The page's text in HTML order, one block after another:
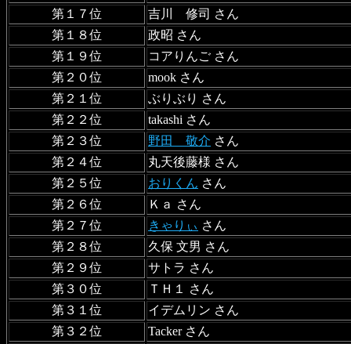
第１７位
吉川 修司 さん
第１８位
政昭 さん
第１９位
コアりんご さん
第２０位
mook さん
第２１位
ぶりぶり さん
第２２位
takashi さん
第２３位
野田 敬介 さん
第２４位
丸天後藤様 さん
第２５位
おりくん さん
第２６位
Ｋａ さん
第２７位
きゃりぃ さん
第２８位
久保 文男 さん
第２９位
サトラ さん
第３０位
ＴＨ１ さん
第３１位
イデムリン さん
第３２位
Tacker さん